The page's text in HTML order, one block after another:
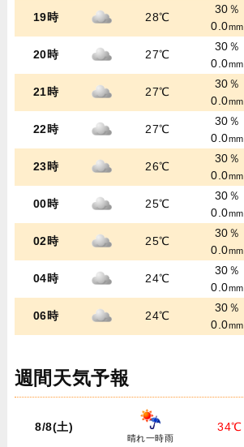
19時 28℃
30％
0.0mm
20時 27℃
30％
0.0mm
21時 27℃
30％
0.0mm
22時 27℃
30％
0.0mm
23時 26℃
30％
0.0mm
00時 25℃
30％
0.0mm
02時 25℃
30％
0.0mm
04時 24℃
30％
0.0mm
06時 24℃
30％
0.0mm
週間天気予報
8/8(土)
晴れ一時雨
34℃